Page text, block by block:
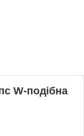
W-подібна